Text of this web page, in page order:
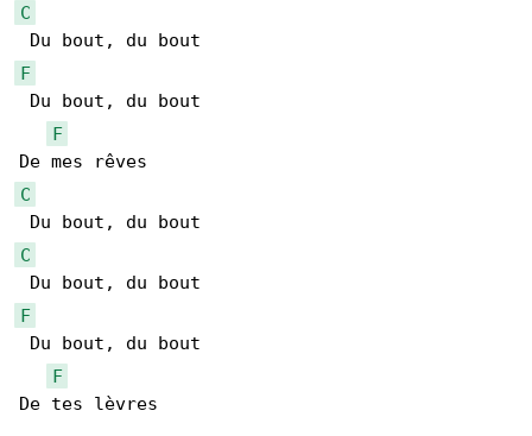
C
F
Du bout, du bout
F
C
C
F
Du bout, du bout
F
De tes lèvres